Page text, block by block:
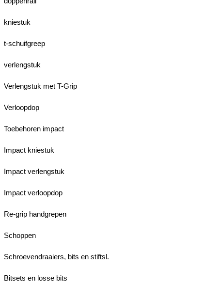
kniestuk
t-schuifgreep
verlengstuk
Verlengstuk met T-Grip
Verloopdop
Toebehoren impact
Impact kniestuk
Impact verlengstuk
Impact verloopdop
Re-grip handgrepen
Schoppen
Schroevendraaiers, bits en stiftsl.
Bitsets en losse bits